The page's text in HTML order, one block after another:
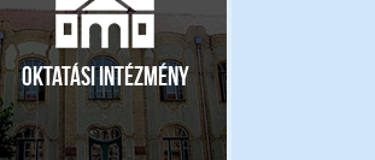
Oktatási intézmény